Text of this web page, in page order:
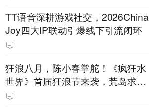
TT语音深耕游戏社交，2026China
Joy四大IP联动引爆线下引流闭环
狂浪八月，陈小春掌舵！《疯狂水
世界》首届狂浪节来袭，荒岛求生
直播即将开启